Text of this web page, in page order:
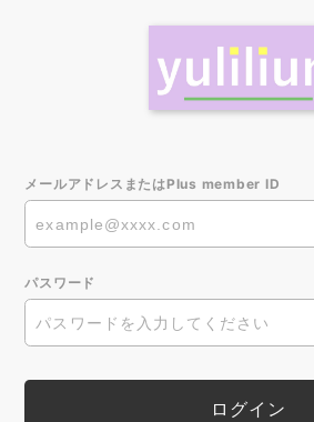
メールアドレスまたはPlus member ID
パスワード